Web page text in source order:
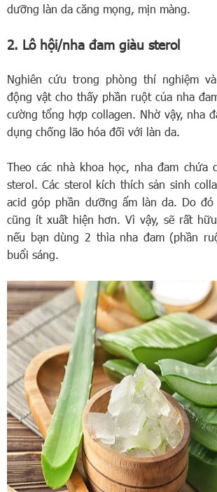
dưỡng làn da căng mọng, mịn màng.
2. Lô hội/nha đam giàu sterol
Nghiên cứu trong phòng thí nghiệm
động vật cho thấy phần ruột của nha
cường tổng hợp collagen. Nhờ vậy, nha
dụng chống lão hóa đối với làn da.
Theo các nhà khoa học, nha đam chứa
sterol. Các sterol kích thích sản sinh
acid góp phần dưỡng ẩm làn da. Do đó
cũng ít xuất hiện hơn. Vì vậy, sẽ rất
nếu bạn dùng 2 thìa nha đam (phần
buổi sáng.